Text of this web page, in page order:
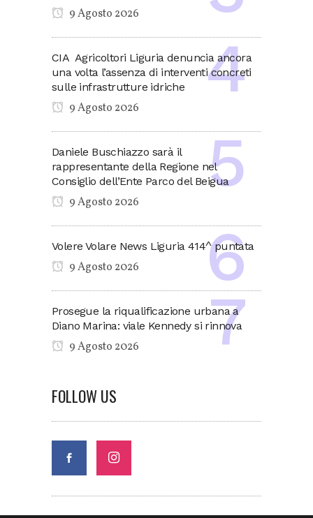
9 Agosto 2026
CIA Agricoltori Liguria denuncia ancora
una volta l’assenza di interventi concreti
sulle infrastrutture idriche
9 Agosto 2026
Daniele Buschiazzo sarà il
rappresentante della Regione nel
Consiglio dell’Ente Parco del Beigua
9 Agosto 2026
Volere Volare News Liguria 414^ puntata
9 Agosto 2026
Prosegue la riqualificazione urbana a
Diano Marina: viale Kennedy si rinnova
9 Agosto 2026
FOLLOW US